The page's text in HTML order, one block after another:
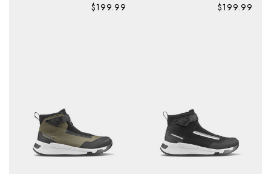
$199.99
$199.99